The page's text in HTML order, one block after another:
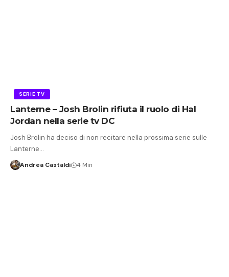
SERIE TV
Lanterne – Josh Brolin rifiuta il ruolo di Hal
Jordan nella serie tv DC
Josh Brolin ha deciso di non recitare nella prossima serie sulle
Lanterne…
Andrea Castaldi 4 Min